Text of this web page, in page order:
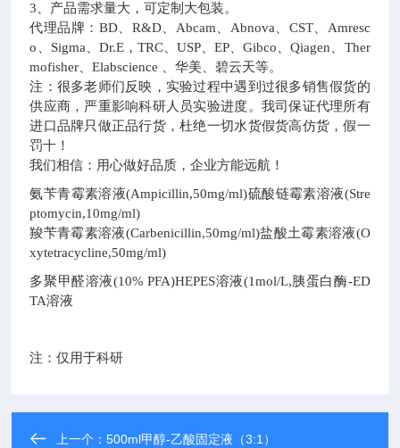
3、产品需求量大，可定制大包装。
代理品牌：BD、R&D、Abcam、Abnova、CST、Amresc
o、Sigma、Dr.E，TRC、USP、EP、Gibco、Qiagen、Ther
mofisher、Elabscience 、华美、碧云天等。
注：很多老师们反映，实验过程中遇到过很多销售假货的
供应商，严重影响科研人员实验进度。我司保证代理所有
进口品牌只做正品行货，杜绝一切水货假货高仿货，假一
罚十！
我们相信：用心做好品质，企业方能远航！
氨苄青霉素溶液(Ampicillin,50mg/ml)硫酸链霉素溶液(Stre
ptomycin,10mg/ml)
羧苄青霉素溶液(Carbenicillin,50mg/ml)盐酸土霉素溶液(O
xytetracycline,50mg/ml)
多聚甲醛溶液(10% PFA)HEPES溶液(1mol/L,胰蛋白酶-ED
TA溶液
注：仅用于科研
上一个：500ml甲醇-乙酸固定液（3:1）